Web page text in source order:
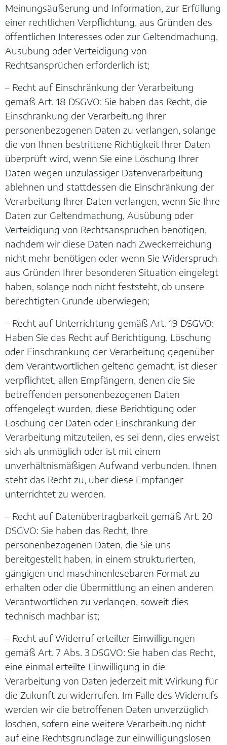
Meinungsäußerung und Information, zur Erfüllung
einer rechtlichen Verpflichtung, aus Gründen des
öffentlichen Interesses oder zur Geltendmachung,
Ausübung oder Verteidigung von
Rechtsansprüchen erforderlich ist;
– Recht auf Einschränkung der Verarbeitung
gemäß Art. 18 DSGVO: Sie haben das Recht, die
Einschränkung der Verarbeitung Ihrer
personenbezogenen Daten zu verlangen, solange
die von Ihnen bestrittene Richtigkeit Ihrer Daten
überprüft wird, wenn Sie eine Löschung Ihrer
Daten wegen unzulässiger Datenverarbeitung
ablehnen und stattdessen die Einschränkung der
Verarbeitung Ihrer Daten verlangen, wenn Sie Ihre
Daten zur Geltendmachung, Ausübung oder
Verteidigung von Rechtsansprüchen benötigen,
nachdem wir diese Daten nach Zweckerreichung
nicht mehr benötigen oder wenn Sie Widerspruch
aus Gründen Ihrer besonderen Situation eingelegt
haben, solange noch nicht feststeht, ob unsere
berechtigten Gründe überwiegen;
– Recht auf Unterrichtung gemäß Art. 19 DSGVO:
Haben Sie das Recht auf Berichtigung, Löschung
oder Einschränkung der Verarbeitung gegenüber
dem Verantwortlichen geltend gemacht, ist dieser
verpflichtet, allen Empfängern, denen die Sie
betreffenden personenbezogenen Daten
offengelegt wurden, diese Berichtigung oder
Löschung der Daten oder Einschränkung der
Verarbeitung mitzuteilen, es sei denn, dies erweist
sich als unmöglich oder ist mit einem
unverhältnismäßigen Aufwand verbunden. Ihnen
steht das Recht zu, über diese Empfänger
unterrichtet zu werden.
– Recht auf Datenübertragbarkeit gemäß Art. 20
DSGVO: Sie haben das Recht, Ihre
personenbezogenen Daten, die Sie uns
bereitgestellt haben, in einem strukturierten,
gängigen und maschinenlesebaren Format zu
erhalten oder die Übermittlung an einen anderen
Verantwortlichen zu verlangen, soweit dies
technisch machbar ist;
– Recht auf Widerruf erteilter Einwilligungen
gemäß Art. 7 Abs. 3 DSGVO: Sie haben das Recht,
eine einmal erteilte Einwilligung in die
Verarbeitung von Daten jederzeit mit Wirkung für
die Zukunft zu widerrufen. Im Falle des Widerrufs
werden wir die betroffenen Daten unverzüglich
löschen, sofern eine weitere Verarbeitung nicht
auf eine Rechtsgrundlage zur einwilligungslosen